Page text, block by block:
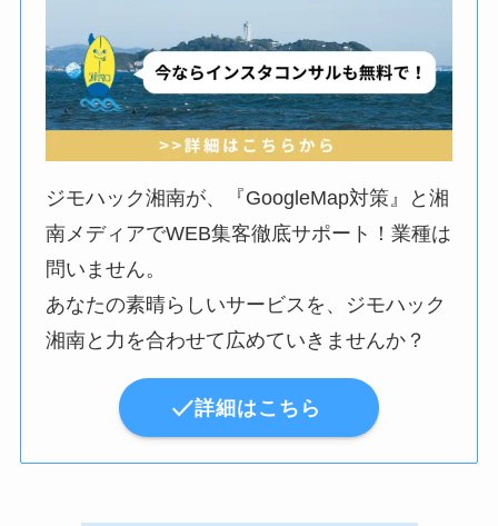
ジモハック湘南が、『GoogleMap対策』と湘
南メディアでWEB集客徹底サポート！業種は
問いません。
あなたの素晴らしいサービスを、ジモハック
湘南と力を合わせて広めていきませんか？
詳細はこちら